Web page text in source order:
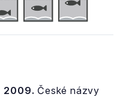
2009. České názvy